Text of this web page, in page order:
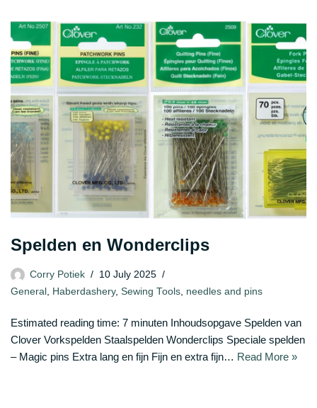
Spelden en Wonderclips
Corry Potiek
10 July 2025
General Haberdashery, Sewing Tools needles and pins
Estimated reading time: 7 minuten Inhoudsopgave Spelden van
Clover Vorkspelden Staalspelden Wonderclips Speciale spelden
– Magic pins Extra lang en fijn Fijn en extra fijn… Read More »